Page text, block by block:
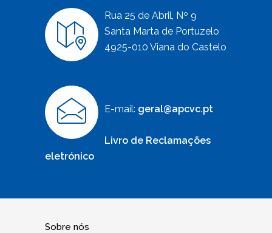
Rua 25 de Abril, Nº 9
Santa Marta de Portuzelo
4925-010 Viana do Castelo
E-mail: geral@apcvc.pt
Livro de Reclamações
eletrónico
Sobre nós